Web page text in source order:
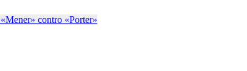
«Mener» contro «Porter»